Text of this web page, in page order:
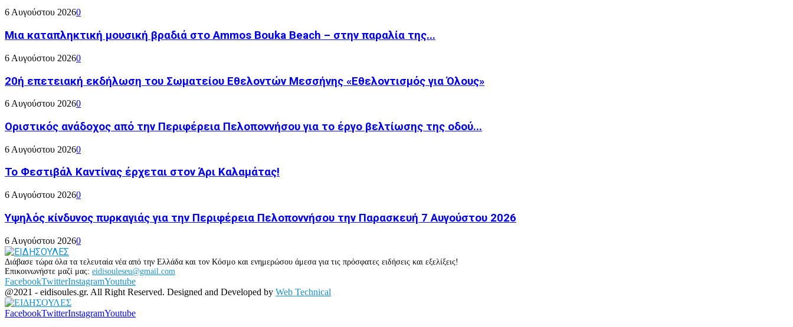
6 Αυγούστου 20260
Μια καταπληκτική μουσική βραδιά στο Ammos Bouka Beach – στην παραλία της...
6 Αυγούστου 20260
20ή επετειακή εκδήλωση του Σωματείου Εθελοντών Μεσσήνης «Εθελοντισμός για Όλους»
6 Αυγούστου 20260
Οριστικός ανάδοχος από την Περιφέρεια Πελοποννήσου για το έργο βελτίωσης της οδού...
6 Αυγούστου 20260
Το Φεστιβάλ Καντίνας έρχεται στον Άρι Καλαμάτας!
6 Αυγούστου 20260
Υψηλός κίνδυνος πυρκαγιάς για την Περιφέρεια Πελοποννήσου την Παρασκευή 7 Αυγούστου 2026
6 Αυγούστου 20260
Διάβασε τώρα όλα τα τελευταία νέα από την Ελλάδα και τον Κόσμο και ενημερώσου άμεσα για τις πρόσφατες ειδήσεις και εξελίξεις!
Επικοινωνήστε μαζί μας: eidisouleseu@gmail.com
FacebookTwitterInstagramYoutube
@2021 - eidisoules.gr. All Right Reserved. Designed and Developed by Web Technical
FacebookTwitterInstagramYoutube